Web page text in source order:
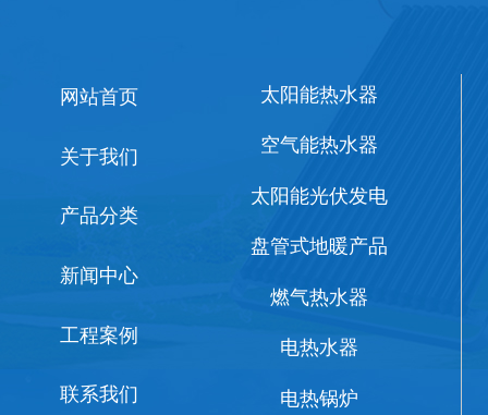
网站首页
关于我们
产品分类
新闻中心
工程案例
联系我们
太阳能热水器
空气能热水器
太阳能光伏发电
盘管式地暖产品
燃气热水器
电热水器
电热锅炉